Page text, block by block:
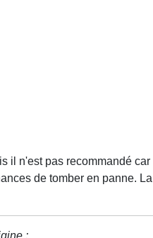
il n'est pas recommandé
de tomber en panne.
: